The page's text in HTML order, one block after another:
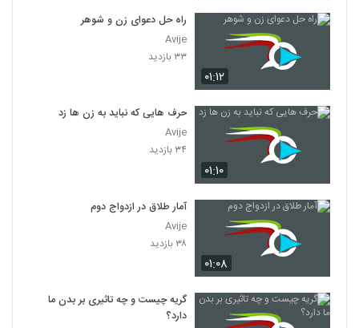
۰۱:۱۲
راه حل دعوای زن و شوهر
Avije
۳۳ بازدید
۰۱:۱۰
حرف هایی که نباید به زن ها زد
Avije
۳۴ بازدید
۰۱:۰۸
آمار طلاق در ازدواج دوم
Avije
۳۸ بازدید
گریه چیست و چه تاثیری بر بدن ما
دارد؟